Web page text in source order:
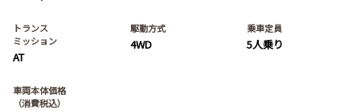
トランス
ミッション
AT
駆動方式
4WD
乗車定員
5人乗り
車両本体価格
（消費税込）